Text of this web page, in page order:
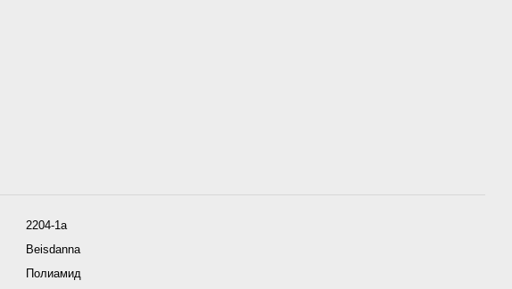
2204-1а
Beisdanna
Полиамид